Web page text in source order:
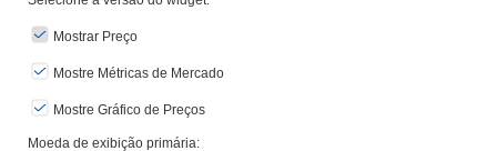
Mostrar Preço
Mostre Métricas de Mercado
Mostre Gráfico de Preços
Moeda de exibição primária: